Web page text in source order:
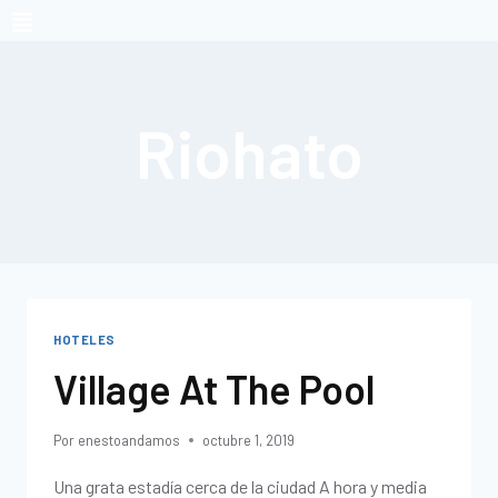
HOTELES
Village At The Pool
Por enestoandamos octubre 1, 2019
Una grata estadía cerca de la ciudad A hora y media